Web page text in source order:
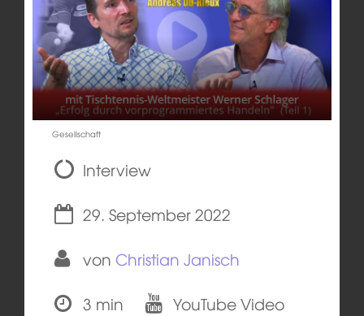
Gesellschaft
Interview
29. September 2022
von Christian Janisch
3 min
YouTube Video